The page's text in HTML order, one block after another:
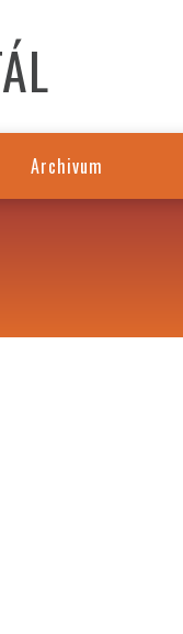
Archivum